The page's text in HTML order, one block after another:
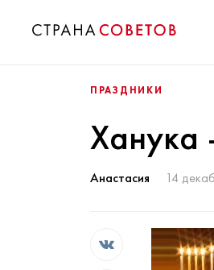
ПРАЗДНИКИ
Ханука
Анастасия 14